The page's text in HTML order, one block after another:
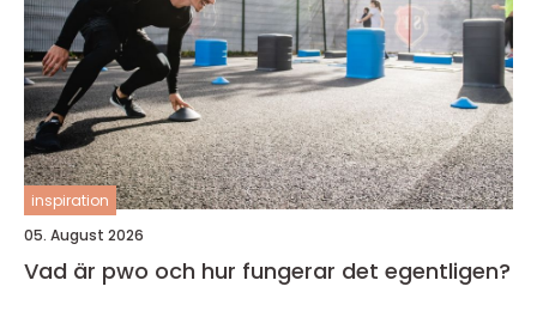
inspiration
05. August 2026
Vad är pwo och hur fungerar det egentligen?